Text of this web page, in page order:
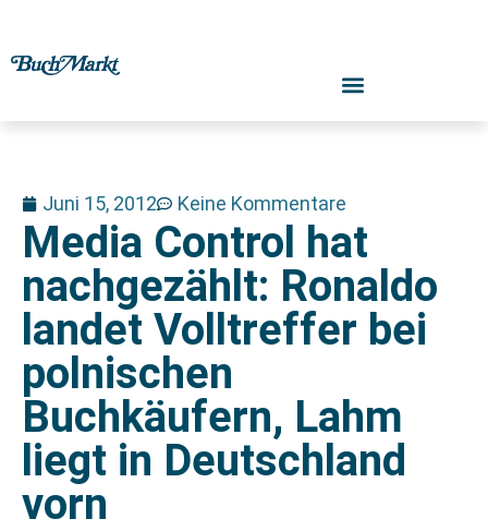
Juni 15, 2012 Keine Kommentare
Media Control hat
nachgezählt: Ronaldo
landet Volltreffer bei
polnischen
Buchkäufern, Lahm
liegt in Deutschland
vorn